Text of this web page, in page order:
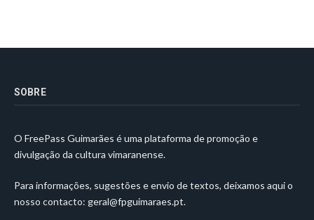
SOBRE
O FreePass Guimarães é uma plataforma de promoção e
divulgação da cultura vimaranense.
Para informações, sugestões e envio de textos, deixamos aqui o
nosso contacto: geral@fpguimaraes.pt.